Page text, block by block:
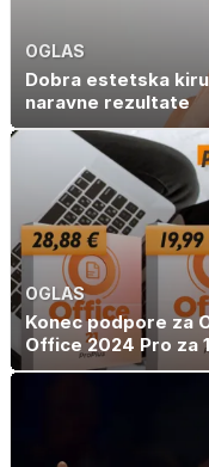
OGLAS
Dobra estetska
naravne rezultate
OGLAS
Konec podpore za
Office 2024 Pro za